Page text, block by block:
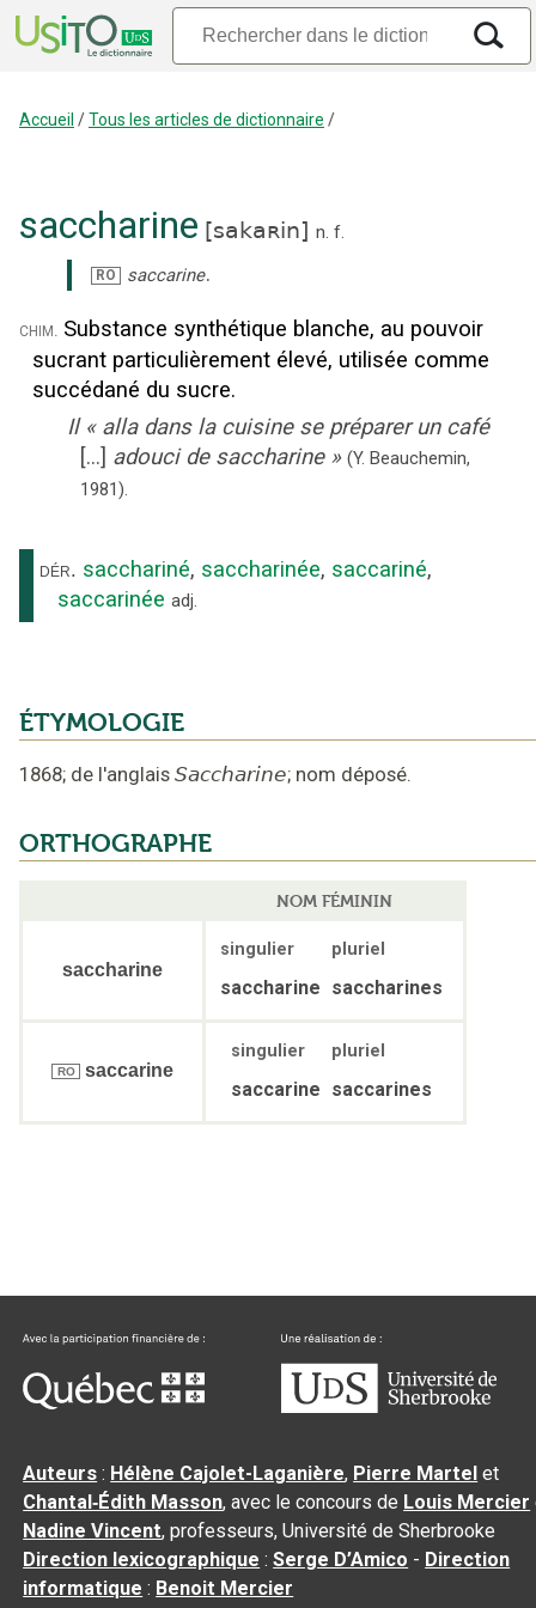
Accueil /Tous les articles de dictionnaire /
saccharine [sakaʀin] n. f.
RO saccarine.
chim. Substance synthétique blanche, au pouvoir
sucrant particulièrement élevé, utilisée comme
succédané du sucre.
Il « alla dans la cuisine se préparer un café
[...] adouci de saccharine » (Y. Beauchemin,
1981).
dér. sacchariné, saccharinée, saccariné,
saccarinée adj.
ÉTYMOLOGIE
1868; de l'anglais Saccharine; nom déposé.
ORTHOGRAPHE
NOM FÉMININ
saccharine
singulier pluriel
saccharine saccharines
RO saccarine
singulier pluriel
saccarine saccarines
Auteurs : Hélène Cajolet-Laganière, Pierre Martel et
Chantal‑Édith Masson, avec le concours de Louis Mercier
Nadine Vincent, professeurs, Université de Sherbrooke
Direction lexicographique :Serge D’Amico - Direction
informatique : Benoit Mercier